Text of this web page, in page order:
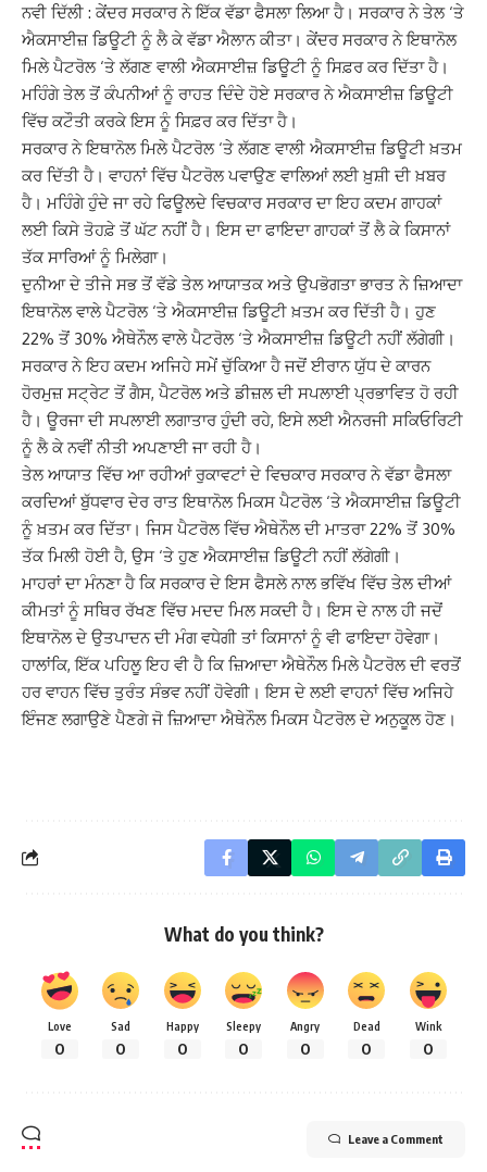
ਨਵੀ ਦਿੱਲੀ : ਕੇਂਦਰ ਸਰਕਾਰ ਨੇ ਇੱਕ ਵੱਡਾ ਫੈਸਲਾ ਲਿਆ ਹੈ। ਸਰਕਾਰ ਨੇ ਤੇਲ ‘ਤੇ
ਐਕਸਾਈਜ਼ ਡਿਊਟੀ ਨੂੰ ਲੈ ਕੇ ਵੱਡਾ ਐਲਾਨ ਕੀਤਾ। ਕੇਂਦਰ ਸਰਕਾਰ ਨੇ ਇਥਾਨੋਲ
ਮਿਲੇ ਪੈਟਰੋਲ ‘ਤੇ ਲੱਗਣ ਵਾਲੀ ਐਕਸਾਈਜ਼ ਡਿਊਟੀ ਨੂੰ ਸਿਫ਼ਰ ਕਰ ਦਿੱਤਾ ਹੈ।
ਮਹਿੰਗੇ ਤੇਲ ਤੋਂ ਕੰਪਨੀਆਂ ਨੂੰ ਰਾਹਤ ਦਿੰਦੇ ਹੋਏ ਸਰਕਾਰ ਨੇ ਐਕਸਾਈਜ਼ ਡਿਊਟੀ
ਵਿੱਚ ਕਟੌਤੀ ਕਰਕੇ ਇਸ ਨੂੰ ਸਿਫ਼ਰ ਕਰ ਦਿੱਤਾ ਹੈ।
ਸਰਕਾਰ ਨੇ ਇਥਾਨੋਲ ਮਿਲੇ ਪੈਟਰੋਲ ‘ਤੇ ਲੱਗਣ ਵਾਲੀ ਐਕਸਾਈਜ਼ ਡਿਊਟੀ ਖ਼ਤਮ
ਕਰ ਦਿੱਤੀ ਹੈ। ਵਾਹਨਾਂ ਵਿੱਚ ਪੈਟਰੋਲ ਪਵਾਉਣ ਵਾਲਿਆਂ ਲਈ ਖ਼ੁਸ਼ੀ ਦੀ ਖ਼ਬਰ
ਹੈ। ਮਹਿੰਗੇ ਹੁੰਦੇ ਜਾ ਰਹੇ ਫਿਊਲਦੇ ਵਿਚਕਾਰ ਸਰਕਾਰ ਦਾ ਇਹ ਕਦਮ ਗਾਹਕਾਂ
ਲਈ ਕਿਸੇ ਤੋਹਫ਼ੇ ਤੋਂ ਘੱਟ ਨਹੀਂ ਹੈ। ਇਸ ਦਾ ਫਾਇਦਾ ਗਾਹਕਾਂ ਤੋਂ ਲੈ ਕੇ ਕਿਸਾਨਾਂ
ਤੱਕ ਸਾਰਿਆਂ ਨੂੰ ਮਿਲੇਗਾ।
ਦੁਨੀਆ ਦੇ ਤੀਜੇ ਸਭ ਤੋਂ ਵੱਡੇ ਤੇਲ ਆਯਾਤਕ ਅਤੇ ਉਪਭੋਗਤਾ ਭਾਰਤ ਨੇ ਜ਼ਿਆਦਾ
ਇਥਾਨੋਲ ਵਾਲੇ ਪੈਟਰੋਲ ‘ਤੇ ਐਕਸਾਈਜ਼ ਡਿਊਟੀ ਖ਼ਤਮ ਕਰ ਦਿੱਤੀ ਹੈ। ਹੁਣ
22% ਤੋਂ 30% ਐਥੇਨੌਲ ਵਾਲੇ ਪੈਟਰੋਲ ‘ਤੇ ਐਕਸਾਈਜ਼ ਡਿਊਟੀ ਨਹੀਂ ਲੱਗੇਗੀ।
ਸਰਕਾਰ ਨੇ ਇਹ ਕਦਮ ਅਜਿਹੇ ਸਮੇਂ ਚੁੱਕਿਆ ਹੈ ਜਦੋਂ ਈਰਾਨ ਯੁੱਧ ਦੇ ਕਾਰਨ
ਹੋਰਮੁਜ਼ ਸਟ੍ਰੇਟ ਤੋਂ ਗੈਸ, ਪੈਟਰੋਲ ਅਤੇ ਡੀਜ਼ਲ ਦੀ ਸਪਲਾਈ ਪ੍ਰਭਾਵਿਤ ਹੋ ਰਹੀ
ਹੈ। ਊਰਜਾ ਦੀ ਸਪਲਾਈ ਲਗਾਤਾਰ ਹੁੰਦੀ ਰਹੇ, ਇਸੇ ਲਈ ਐਨਰਜੀ ਸਕਿਓਰਿਟੀ
ਨੂੰ ਲੈ ਕੇ ਨਵੀਂ ਨੀਤੀ ਅਪਣਾਈ ਜਾ ਰਹੀ ਹੈ।
ਤੇਲ ਆਯਾਤ ਵਿੱਚ ਆ ਰਹੀਆਂ ਰੁਕਾਵਟਾਂ ਦੇ ਵਿਚਕਾਰ ਸਰਕਾਰ ਨੇ ਵੱਡਾ ਫੈਸਲਾ
ਕਰਦਿਆਂ ਬੁੱਧਵਾਰ ਦੇਰ ਰਾਤ ਇਥਾਨੋਲ ਮਿਕਸ ਪੈਟਰੋਲ ‘ਤੇ ਐਕਸਾਈਜ਼ ਡਿਊਟੀ
ਨੂੰ ਖ਼ਤਮ ਕਰ ਦਿੱਤਾ। ਜਿਸ ਪੈਟਰੋਲ ਵਿੱਚ ਐਥੇਨੌਲ ਦੀ ਮਾਤਰਾ 22% ਤੋਂ 30%
ਤੱਕ ਮਿਲੀ ਹੋਈ ਹੈ, ਉਸ ‘ਤੇ ਹੁਣ ਐਕਸਾਈਜ਼ ਡਿਊਟੀ ਨਹੀਂ ਲੱਗੇਗੀ।
ਮਾਹਰਾਂ ਦਾ ਮੰਨਣਾ ਹੈ ਕਿ ਸਰਕਾਰ ਦੇ ਇਸ ਫੈਸਲੇ ਨਾਲ ਭਵਿੱਖ ਵਿੱਚ ਤੇਲ ਦੀਆਂ
ਕੀਮਤਾਂ ਨੂੰ ਸਥਿਰ ਰੱਖਣ ਵਿੱਚ ਮਦਦ ਮਿਲ ਸਕਦੀ ਹੈ। ਇਸ ਦੇ ਨਾਲ ਹੀ ਜਦੋਂ
ਇਥਾਨੋਲ ਦੇ ਉਤਪਾਦਨ ਦੀ ਮੰਗ ਵਧੇਗੀ ਤਾਂ ਕਿਸਾਨਾਂ ਨੂੰ ਵੀ ਫਾਇਦਾ ਹੋਵੇਗਾ।
ਹਾਲਾਂਕਿ, ਇੱਕ ਪਹਿਲੂ ਇਹ ਵੀ ਹੈ ਕਿ ਜ਼ਿਆਦਾ ਐਥੇਨੌਲ ਮਿਲੇ ਪੈਟਰੋਲ ਦੀ ਵਰਤੋਂ
ਹਰ ਵਾਹਨ ਵਿੱਚ ਤੁਰੰਤ ਸੰਭਵ ਨਹੀਂ ਹੋਵੇਗੀ। ਇਸ ਦੇ ਲਈ ਵਾਹਨਾਂ ਵਿੱਚ ਅਜਿਹੇ
ਇੰਜਣ ਲਗਾਉਣੇ ਪੈਣਗੇ ਜੋ ਜ਼ਿਆਦਾ ਐਥੇਨੌਲ ਮਿਕਸ ਪੈਟਰੋਲ ਦੇ ਅਨੁਕੂਲ ਹੋਣ।
What do you think?
Love
0
Sad
0
Happy
0
Sleepy
0
Angry
0
Dead
0
Wink
0
Leave a Comment